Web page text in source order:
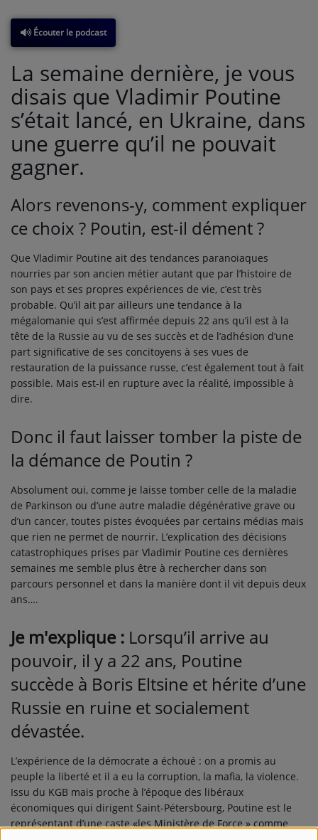
Écouter le podcast
La semaine dernière, je vous
disais que Vladimir Poutine
s’était lancé, en Ukraine, dans
une guerre qu’il ne pouvait
gagner.
Alors revenons-y, comment expliquer
ce choix ? Poutin, est-il dément ?
Que Vladimir Poutine ait des tendances paranoïaques
nourries par son ancien métier autant que par l’histoire de
son pays et ses propres expériences de vie, c’est très
probable. Qu’il ait par ailleurs une tendance à la
mégalomanie qui s’est affirmée depuis 22 ans qu’il est à la
tête de la Russie au vu de ses succès et de l’adhésion d’une
part significative de ses concitoyens à ses vues de
restauration de la puissance russe, c’est également tout à fait
possible. Mais est-il en rupture avec la réalité, impossible à
dire.
Donc il faut laisser tomber la piste de
la démance de Poutin ?
Absolument oui, comme je laisse tomber celle de la maladie
de Parkinson ou d’une autre maladie dégénérative grave ou
d’un cancer, toutes pistes évoquées par certains médias mais
que rien ne permet de nourrir. L’explication des décisions
catastrophiques prises par Vladimir Poutine ces dernières
semaines me semble plus être à rechercher dans son
parcours personnel et dans la manière dont il vit depuis deux
ans….
Je m'explique : Lorsqu’il arrive au
pouvoir, il y a 22 ans, Poutine
succède à Boris Eltsine et hérite d’une
Russie en ruine et socialement
dévastée.
L’expérience de la démocrate a échoué : on a promis au
peuple la liberté et il a eu la corruption, la mafia, la violence.
Issu du KGB mais proche à l’époque des libéraux
économiques qui dirigent Saint-Pétersbourg, Poutine est le
représentant d’une caste «les Ministère de Force » comme